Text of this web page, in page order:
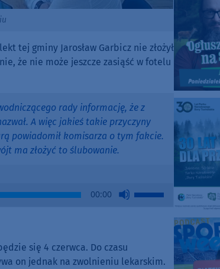
tej gminy Jarosław Garbicz nie złożył
że nie może jeszcze zasiąść w fotelu
rady informację, że z
A więc jakieś takie przyczyny
powiadomił komisarza o tym fakcie.
ma złożyć to ślubowanie.
00:00
Use
increase
się 4 czerwca. Do czasu
on jednak na zwolnieniu lekarskim.